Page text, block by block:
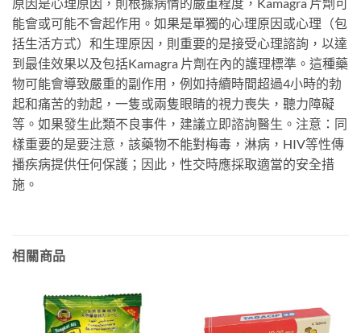
能會或可能不會起作用。如果是單獨的心理原因或心理（包
括生活方式）和生理原因，則重要的是接受心理諮詢，以達
到最佳效果以及包括Kamagra 片劑在內的護理標準。這種藥
物可能會導致嚴重的副作用，例如持續時間超過4小時的勃
起和痛苦的勃起，一隻或兩隻眼睛的視力喪失，聽力障礙
等。如果發生此類不良事件，建議立即諮詢醫生。注意：同
樣重要的是要注意，該藥物不能對梅毒，淋病，HIV等性傳
播疾病提供任何保護；因此，性交時應採取適當的安全措
施。
相關商品